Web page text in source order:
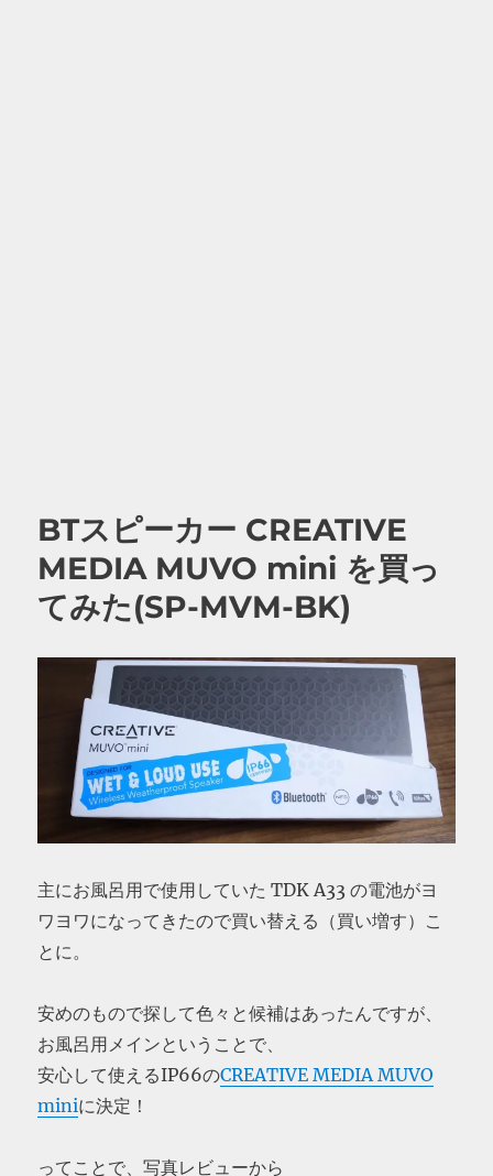
BTスピーカー CREATIVE
MEDIA MUVO mini を買っ
てみた(SP-MVM-BK)
主にお風呂用で使用していた TDK A33 の電池がヨ
ワヨワになってきたので買い替える（買い増す）こ
とに。
安めのもので探して色々と候補はあったんですが、
お風呂用メインということで、
安心して使えるIP66のCREATIVE MEDIA MUVO
miniに決定！
ってことで、写真レビューから